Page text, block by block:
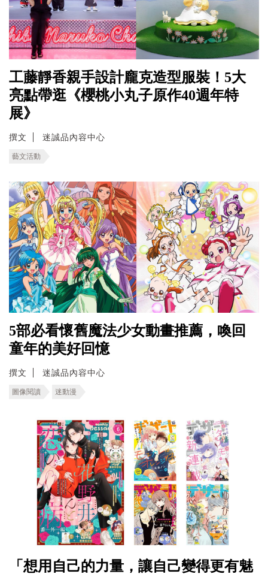
工藤靜香親手設計龐克造型服裝！5大
亮點帶逛《櫻桃小丸子原作40週年特
展》
撰文 迷誠品內容中心
藝文活動
5部必看懷舊魔法少女動畫推薦，喚回
童年的美好回憶
撰文 迷誠品內容中心
圖像閱讀 迷動漫
「想用自己的力量，讓自己變得更有魅